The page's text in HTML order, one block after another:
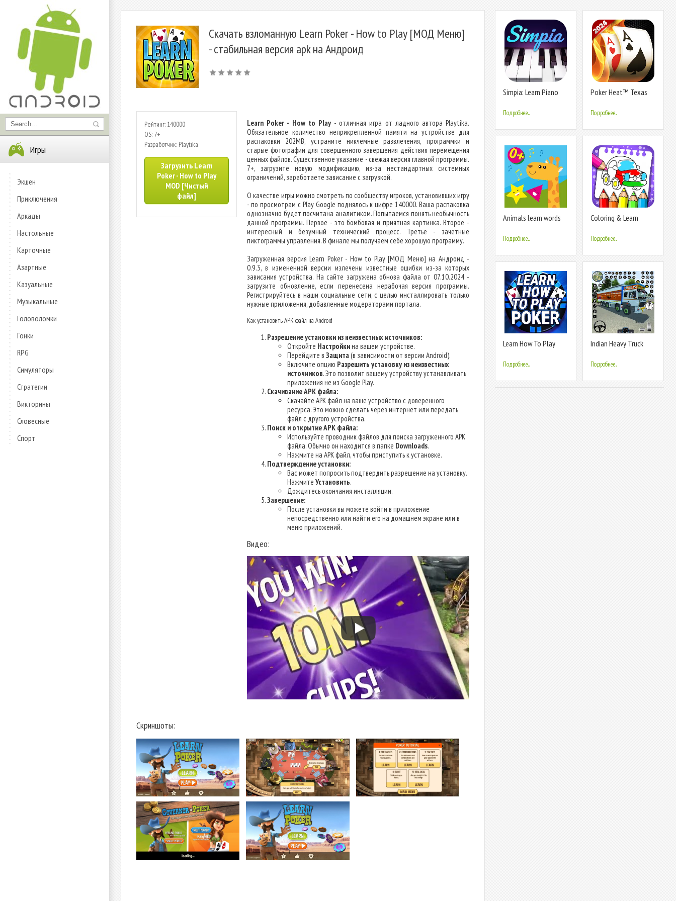
Игры
Экшен
Приключения
Аркады
Настольные
Карточные
Азартные
Казуальные
Музыкальные
Головоломки
Гонки
RPG
Симуляторы
Стратегии
Викторины
Словесные
Спорт
Скачать взломанную Learn Poker - How to Play [МОД Меню]
- стабильная версия apk на Андроид
Рейтинг: 140000
OS: 7+
Разработчик: Playtika
Загрузить Learn
Poker - How to Play
MOD [Чистый
файл]
Learn Poker - How to Play- отличная игра от ладного автора Playtika.
Обязательное количество неприкрепленной памяти на устройстве для
распаковки 202MB, устраните никчемные развлечения, программки и
старые фотографии для совершенного завершения действия перемещения
ценных файлов. Существенное указание - свежая версия главной программы.
7+, загрузите новую модификацию, из-за нестандартных системных
ограничений, заработаете зависание с загрузкой.
О качестве игры можно смотреть по сообществу игроков, установивших игру
- по просмотрам с Play Google поднялось к цифре 140000. Ваша распаковка
однозначно будет посчитана аналитиком. Попытаемся понять необычность
данной программы. Первое - это бомбовая и приятная картинка. Второе -
интересный и безумный технический процесс. Третье - зачетные
пиктограммы управления. В финале мы получаем себе хорошую программу.
Загруженная версия Learn Poker - How to Play [МОД Меню] на Андроид -
0.9.3, в измененной версии излечены известные ошибки из-за которых
зависания устройства. На сайте загружена обнова файла от 07.10.2024 -
загрузите обновление, если перенесена нерабочая версия программы.
Регистрируйтесь в наши социальные сети, с целью инсталлировать только
нужные приложения, добавленные модераторами портала.
Как установить APK файл на Android
Разрешение установки из неизвестных источников:
Откройте Настройкина вашем устройстве.
Перейдите в Защита(в зависимости от версии Android).
Включите опцию Разрешить установку из неизвестных
источников. Это позволит вашему устройству устанавливать
приложения не из Google Play.
Скачивание APK файла:
Скачайте APK файл на ваше устройство с доверенного
ресурса. Это можно сделать через интернет или передать
файл с другого устройства.
Поиск и открытие APK файла:
Используйте проводник файлов для поиска загруженного APK
файла. Обычно он находится в папке Downloads.
Нажмите на APK файл, чтобы приступить к установке.
Подтверждение установки:
Вас может попросить подтвердить разрешение на установку.
Нажмите Установить.
Дождитесь окончания инсталляции.
Завершение:
После установки вы можете войти в приложение
непосредственно или найти его на домашнем экране или в
меню приложений.
Видео:
Скриншоты:
Simpia: Learn Piano
Подробнее...
Poker Heat™ Texas
Подробнее...
Animals learn words
Подробнее...
Coloring & Learn
Подробнее...
Learn How To Play
Подробнее...
Indian Heavy Truck
Подробнее...